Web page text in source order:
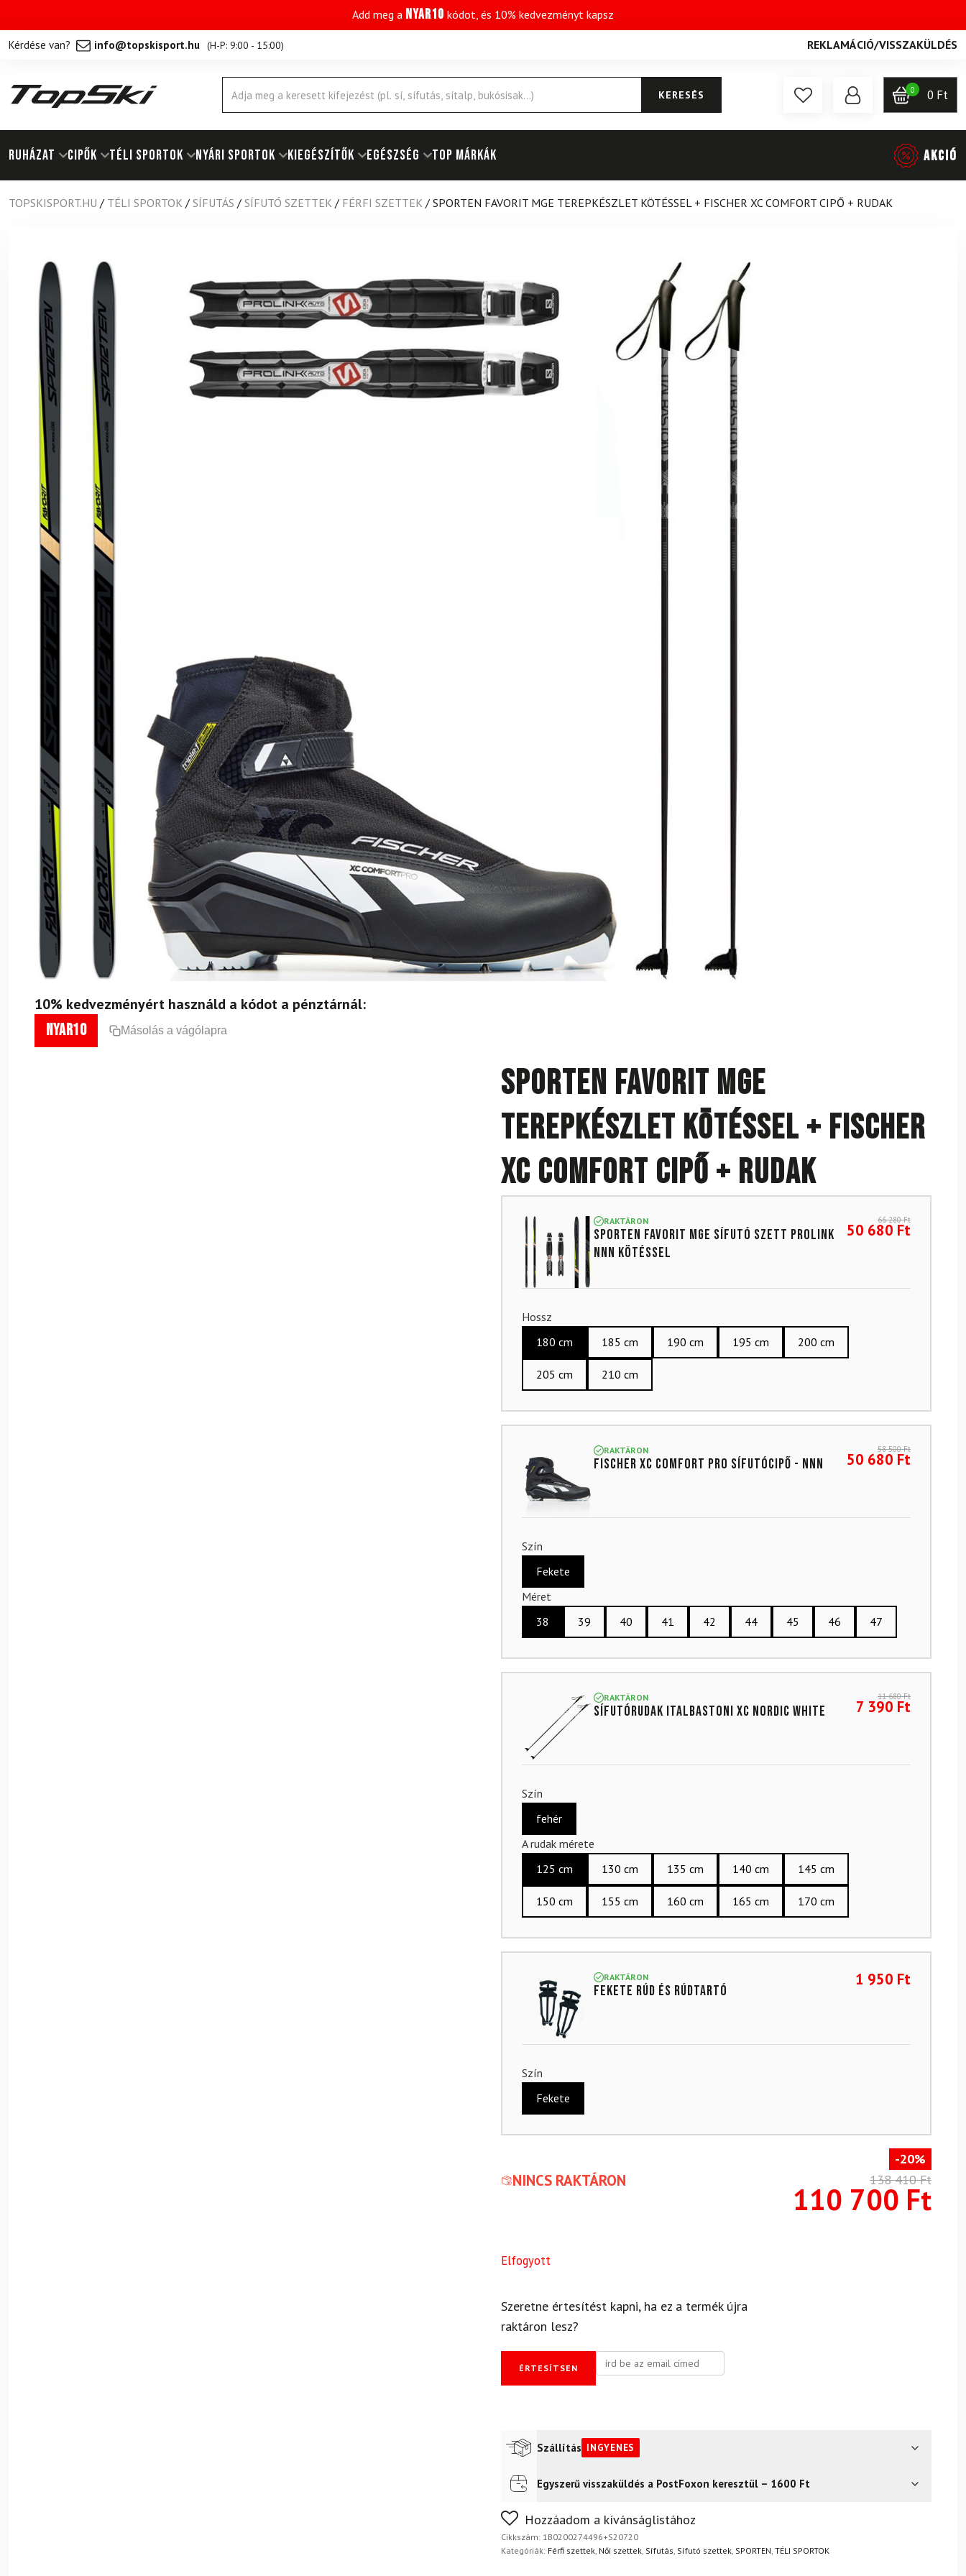
Add meg a NYAR10 kódot, és 10% kedvezményt kapsz
Kérdése van? info@topskisport.hu (H-P: 9:00 - 15:00) REKLAMÁCIÓ/VISSZAKÜLDÉS
Products
search
KERESÉS 0 0 Ft
RUHÁZAT Cipők TÉLI SPORTOK NYÁRI SPORTOK KIEGÉSZÍTŐK EGÉSZSÉG Top márkák AKCIÓ
TOPSKISPORT.HU / TÉLI SPORTOK / SÍFUTÁS / SÍFUTÓ SZETTEK / FÉRFI SZETTEK / SPORTEN FAVORIT MGE TEREPKÉSZLET KÖTÉSSEL + FISCHER XC COMFORT CIPŐ + RUDAK
10% kedvezményért használd a kódot a pénztárnál:
nyar10 Másolás a vágólapra
SPORTEN Favorit MgE
terepkészlet kötéssel + Fischer
XC Comfort cipő + rudak
RAKTÁRON
SPORTEN Favorit MgE sífutó szett Prolink
NNN kötéssel
66 280Ft
50 680 Ft
Hossz
180 cm
185 cm 190 cm 195 cm 200 cm
205 cm 210 cm
RAKTÁRON
FISCHER XC Comfort Pro sífutócipő - NNN
58 500Ft
50 680 Ft
Szín
Fekete
Méret
38
39 40 41 42 44 45 46 47
RAKTÁRON
Sífutórudak ITALBASTONI XC Nordic White
11 680Ft
7 390 Ft
Szín
fehér
A rudak mérete
125 cm
130 cm 135 cm 140 cm 145 cm
150 cm 155 cm 160 cm 165 cm 170 cm
RAKTÁRON
Fekete rúd és rúdtartó
1 950 Ft
Szín
Fekete
NINCS RAKTÁRON
-20%
138 410Ft
110 700 Ft
Elfogyott
Szeretne értesítést kapni, ha ez a termék újra
raktáron lesz?
ÉRTESÍTSEN
Szállítás INGYENES
Futár a címreIngyenes
Egyszerű visszaküldés a PostFoxon keresztül – 1600 Ft
Nem biztos a választásában? Semmi gond – a terméket egyszerűen visszaküldheti 14
napon belül, indoklás nélkül.
Hozzáadom a kívánságlistához
Cikkszám: 1B0200274496+S20720
Kategóriák: Férfi szettek, Női szettek, Sífutás Sífutó szettek, SPORTEN TÉLI SPORTOK